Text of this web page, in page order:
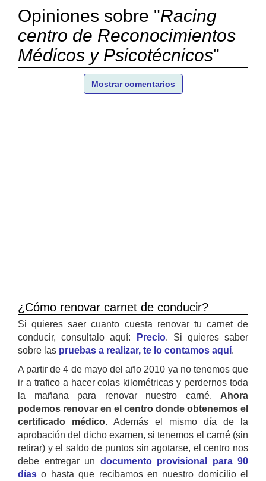
Opiniones sobre "Racing
centro de Reconocimientos
Médicos y Psicotécnicos"
Mostrar comentarios
¿Cómo renovar carnet de conducir?
Si quieres saer cuanto cuesta renovar tu carnet de
conducir, consultalo aquí:
Precio. Si quieres saber
sobre las pruebas a realizar, te lo contamos aquí.
A partir de 4 de mayo del año 2010 ya no tenemos que
ir a trafico a hacer colas kilométricas y perdernos toda
la mañana para renovar nuestro carné. Ahora
podemos renovar en el centro donde obtenemos el
certificado médico. Además el mismo día de la
aprobación del dicho examen, si tenemos el carné (sin
retirar) y el saldo de puntos sin agotarse, el centro nos
debe entregar un documento provisional para 90
días o hasta que recibamos en nuestro domicilio el